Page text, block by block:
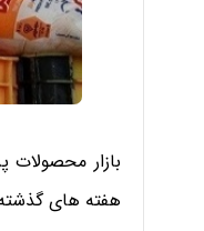
هفته های گذشته کاهش